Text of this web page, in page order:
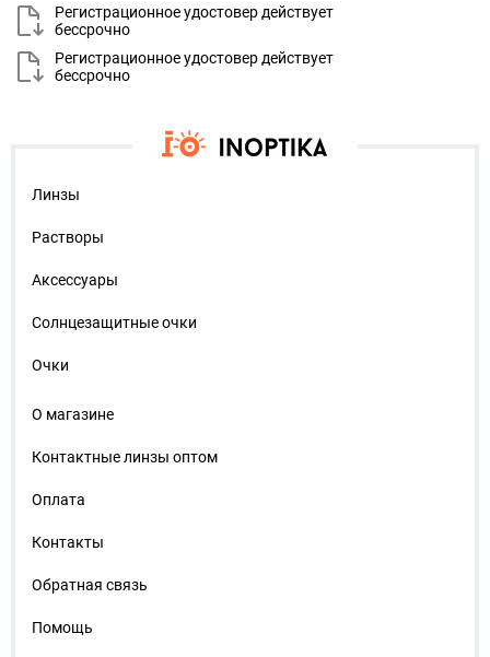
Регистрационное удостовер действует
бессрочно
Регистрационное удостовер действует
бессрочно
Линзы
Растворы
Аксессуары
Солнцезащитные очки
Очки
О магазине
Контактные линзы оптом
Оплата
Контакты
Обратная связь
Помощь